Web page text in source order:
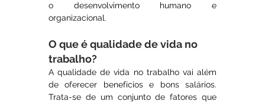
o desenvolvimento humano e
organizacional.
O que é qualidade de vida no
trabalho?
A qualidade de vida no trabalho vai além
de oferecer benefícios e bons salários.
Trata-se de um conjunto de fatores que